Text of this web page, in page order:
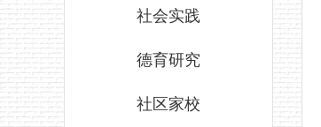
社会实践
德育研究
社区家校